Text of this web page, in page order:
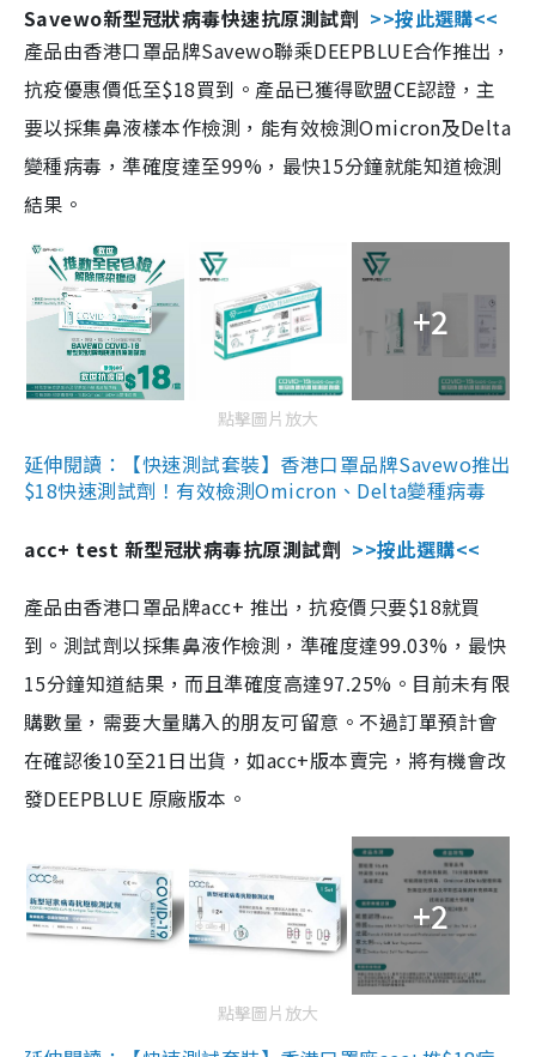
Savewo新型冠狀病毒快速抗原測試劑 >>按此選購<<
產品由香港口罩品牌Savewo聯乘DEEPBLUE合作推出，
抗疫優惠價低至$18買到。產品已獲得歐盟CE認證，主
要以採集鼻液樣本作檢測，能有效檢測Omicron及Delta
變種病毒，準確度達至99%，最快15分鐘就能知道檢測
結果。
+2
點擊圖片放大
延伸閱讀：【快速測試套裝】香港口罩品牌Savewo推出
$18快速測試劑！有效檢測Omicron、Delta變種病毒
acc+ test 新型冠狀病毒抗原測試劑 >>按此選購<<
產品由香港口罩品牌acc+ 推出，抗疫價只要$18就買
到。測試劑以採集鼻液作檢測，準確度達99.03%，最快
15分鐘知道結果，而且準確度高達97.25%。目前未有限
購數量，需要大量購入的朋友可留意。不過訂單預計會
在確認後10至21日出貨，如acc+版本賣完，將有機會改
發DEEPBLUE 原廠版本。
+2
點擊圖片放大